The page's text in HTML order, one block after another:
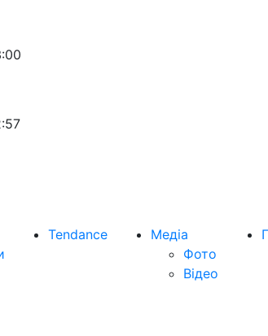
Tendance
Медіа
Фото
Відео